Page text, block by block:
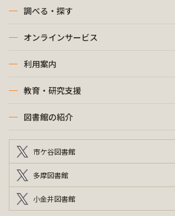
調べる・探す
オンラインサービス
利用案内
教育・研究支援
図書館の紹介
市ケ谷図書館
多摩図書館
小金井図書館